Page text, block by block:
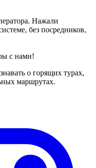
Нажали
без посредников,
с нами!
о горящих турах,
маршрутах.